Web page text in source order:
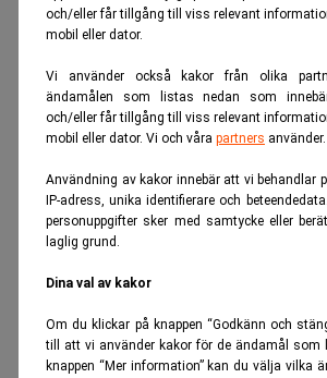
och/eller får tillgång till viss relevant
mobil eller dator.
Vi använder också kakor från olika
ändamålen som listas nedan som
och/eller får tillgång till viss relevant
mobil eller dator. Vi och våra partners använder.
Användning av kakor innebär att vi behandlar
IP-adress, unika identifierare och
personuppgifter sker med samtycke eller
laglig grund.
Dina val av kakor
Om du klickar på knappen “Godkänn och
till att vi använder kakor för de ändamål som
knappen “Mer information” kan du välja vilka